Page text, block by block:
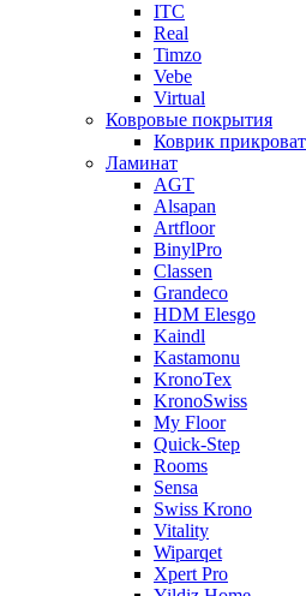
ITC
Real
Timzo
Vebe
Virtual
Ковровые покрытия
Коврик
Ламинат
AGT
Alsapan
Artfloor
BinylPro
Classen
Grandeco
HDM Elesgo
Kaindl
Kastamonu
KronoTex
KronoSwiss
My Floor
Quick-Step
Rooms
Sensa
Swiss Krono
Vitality
Wiparqet
Xpert Pro